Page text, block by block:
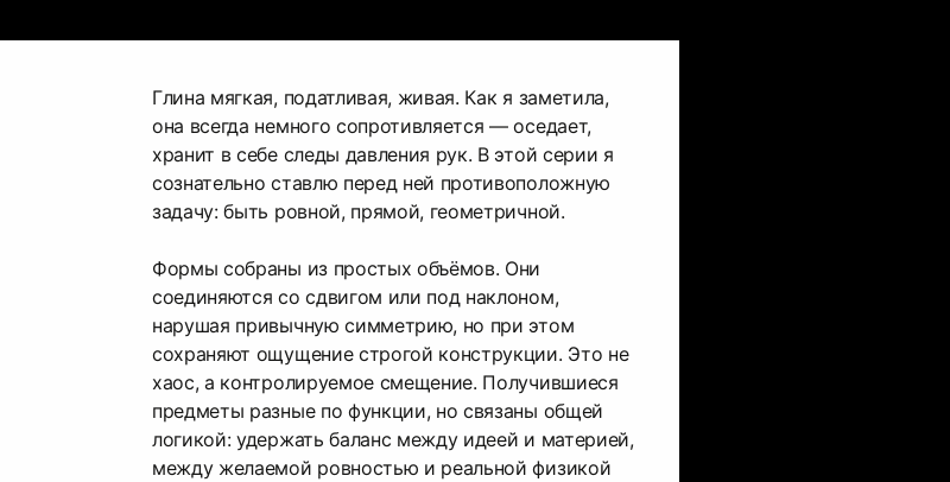
Глина мягкая, податливая, живая. Как я заметила,
она всегда немного сопротивляется — оседает,
хранит в себе следы давления рук. В этой серии я
сознательно ставлю перед ней противоположную
задачу: быть ровной, прямой, геометричной.
Формы собраны из простых объёмов. Они
соединяются со сдвигом или под наклоном,
нарушая привычную симметрию, но при этом
сохраняют ощущение строгой конструкции. Это не
хаос, а контролируемое смещение. Получившиеся
предметы разные по функции, но связаны общей
логикой: удержать баланс между идеей и материей,
между желаемой ровностью и реальной физикой